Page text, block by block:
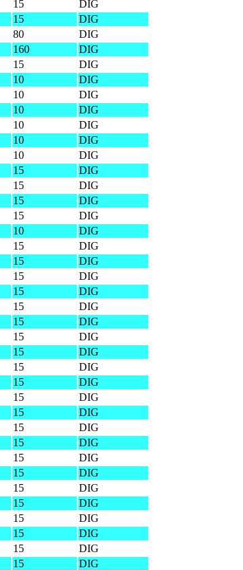
15
DIG
15
DIG
80
DIG
160
DIG
15
DIG
10
DIG
10
DIG
10
DIG
10
DIG
10
DIG
10
DIG
15
DIG
15
DIG
15
DIG
15
DIG
10
DIG
15
DIG
15
DIG
15
DIG
15
DIG
15
DIG
15
DIG
15
DIG
15
DIG
15
DIG
15
DIG
15
DIG
15
DIG
15
DIG
15
DIG
15
DIG
15
DIG
15
DIG
15
DIG
15
DIG
15
DIG
15
DIG
15
DIG